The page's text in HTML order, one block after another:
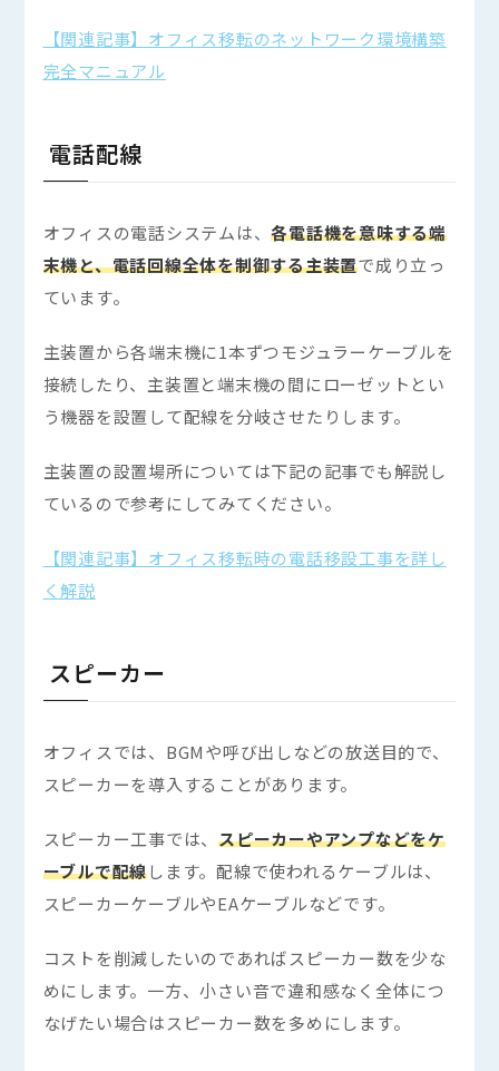
【関連記事】オフィス移転のネットワーク環境構築
完全マニュアル
電話配線
オフィスの電話システムは、各電話機を意味する端
末機と、電話回線全体を制御する主装置で成り立っ
ています。
主装置から各端末機に1本ずつモジュラーケーブルを
接続したり、主装置と端末機の間にローゼットとい
う機器を設置して配線を分岐させたりします。
主装置の設置場所については下記の記事でも解説し
ているので参考にしてみてください。
【関連記事】オフィス移転時の電話移設工事を詳し
く解説
スピーカー
オフィスでは、BGMや呼び出しなどの放送目的で、
スピーカーを導入することがあります。
スピーカー工事では、スピーカーやアンプなどをケ
ーブルで配線します。配線で使われるケーブルは、
スピーカーケーブルやEAケーブルなどです。
コストを削減したいのであればスピーカー数を少な
めにします。一方、小さい音で違和感なく全体につ
なげたい場合はスピーカー数を多めにします。